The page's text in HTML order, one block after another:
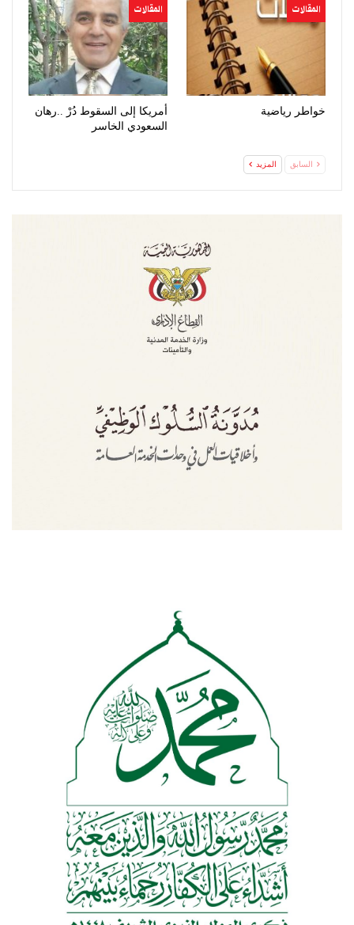
المقالات
خواطر رياضية
المقالات
أمريكا إلى السقوط دُرْ ..رهان
السعودي الخاسر
السابق المزيد